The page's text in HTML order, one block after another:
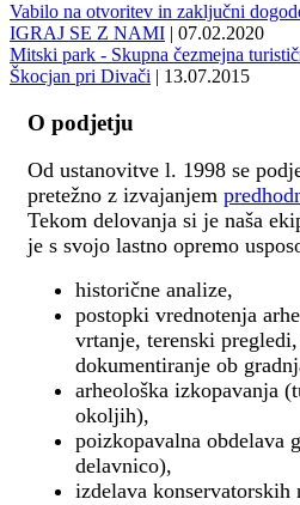
Vabilo na otvoritev in zaključni
IGRAJ SE Z NAMI | 07.02.2020
Mitski park - Skupna čezmejna
Škocjan pri Divači | 13.07.2015
O podjetju
Od ustanovitve l. 1998 se
pretežno z izvajanjem
Tekom delovanja si je naša
je s svojo lastno opremo
historične analize,
postopki vrednotenja
vrtanje, terenski
dokumentiranje ob
arheološka izkopavanja
okoljih),
poizkopavalna obdelava
delavnico),
izdelava